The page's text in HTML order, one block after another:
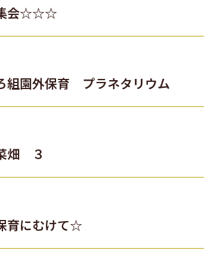
会☆☆☆
組園外保育 プラネタリウム
畑 ３
育にむけて☆